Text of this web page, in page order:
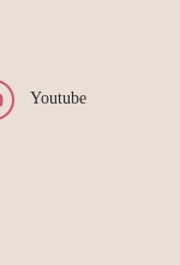
Youtube